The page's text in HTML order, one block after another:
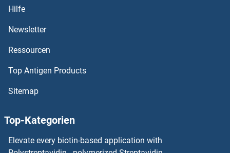
FRA10AC1 Antikörper
FPR3 Antikörper
FPR2 Antikörper
FPGT Antikörper
FPGS Antikörper
Hilfe
Newsletter
Ressourcen
Top Antigen Products
Sitemap
Top-Kategorien
Elevate every biotin-based application with